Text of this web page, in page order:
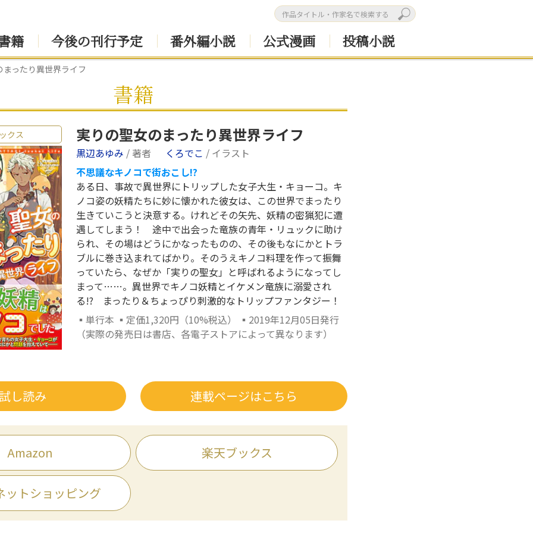
籍 今後の刊行予定 番外編小説 公式漫画 投稿小説
ったり異世界ライフ
書籍
クス 実りの聖女のまったり異世界ライフ
黒辺あゆみ / 著者 くろでこ / イラスト
不思議なキノコで街おこし!?
ある日、事故で異世界にトリップした女子大生・キョーコ。キ
ノコ姿の妖精たちに妙に懐かれた彼女は、この世界でまったり
生きていこうと決意する。けれどその矢先、妖精の密猟犯に遭
遇してしまう！ 途中で出会った竜族の青年・リュックに助け
られ、その場はどうにかなったものの、その後もなにかとトラ
ブルに巻き込まれてばかり。そのうえキノコ料理を作って振舞
っていたら、なぜか「実りの聖女」と呼ばれるようになってし
まって……。異世界でキノコ妖精とイケメン竜族に溺愛され
る!? まったり＆ちょっぴり刺激的なトリップファンタジー！
▪単行本 ▪定価1,320円（10%税込） ▪2019年12月05日発行
（実際の発売日は書店、各電子ストアによって異なります）
し読み 連載ページはこちら
Amazon 楽天ブックス
ットショッピング